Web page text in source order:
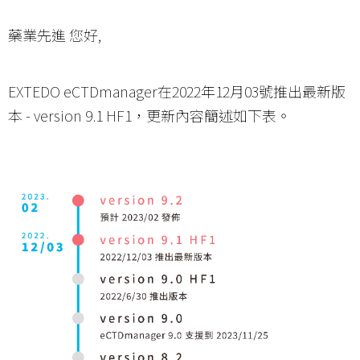
藥業先進 您好,
EXTEDO eCTDmanager在2022年12月03號推出最新版
本 - version 9.1 HF1，更新內容簡述如下表。